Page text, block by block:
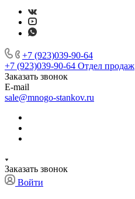
+7 (923)039-90-64
+7 (923)039-90-64 Отдел продаж
Заказать звонок
E-mail
sale@mnogo-stankov.ru
Заказать звонок
Войти